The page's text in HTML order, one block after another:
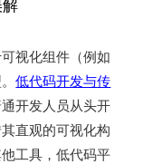
视化组件（例如
低代码开发与传
开发人员从头开
直观的可视化构
工具，低代码平